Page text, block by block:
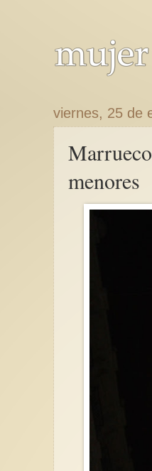
viernes, 25 de
menores